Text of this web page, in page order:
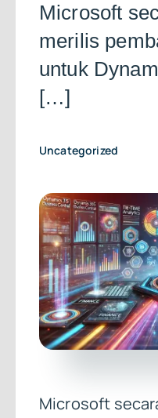
Microsoft
merilis
untuk
[…]
Uncategorized
Microsoft